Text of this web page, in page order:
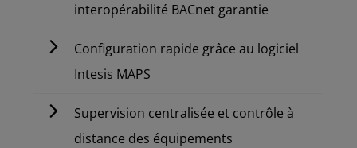
interopérabilité BACnet garantie
Configuration rapide grâce au logiciel
Intesis MAPS
Supervision centralisée et contrôle à
distance des équipements